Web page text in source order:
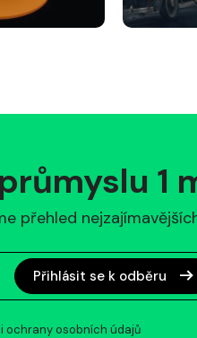
1
přehled
Přihlásit se k odběru
ochrany osobních údajů